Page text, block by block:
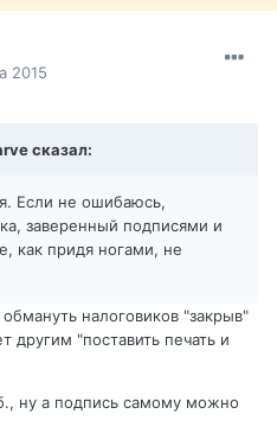
2015
сказал:
Если не ошибаюсь,
заверенный подписями и
как придя ногами, не
налоговиков "закрыв"
другим "поставить печать и
ну а подпись самому можно